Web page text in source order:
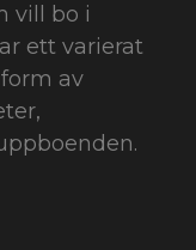
vill bo i
ett varierat
av